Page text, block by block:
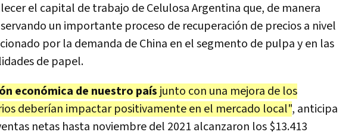
el capital de trabajo de Celulosa Argentina que, de manera
un importante proceso de recuperación de precios a nivel
por la demanda de China en el segmento de pulpa y en las
de papel.
económica de nuestro país junto con una mejora de los
deberían impactar positivamente en el mercado local", anticipa
netas hasta noviembre del 2021 alcanzaron los $13.413